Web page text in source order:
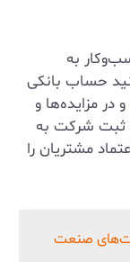
به
حساب بانکی
در مزایده‌ها و
ثبت شرکت به
مشتریان را
صنعت